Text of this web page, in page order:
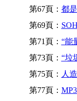
第67頁： 都
第69頁：
第71頁： “能
第73頁： “垃
第75頁： 人
第77頁：